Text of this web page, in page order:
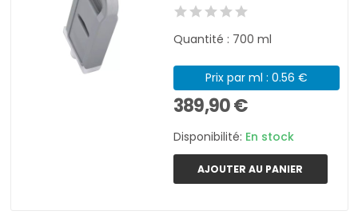
Quantité : 700 ml
Prix par ml : 0.56 €
389,90 €
Disponibilité: En stock
AJOUTER AU PANIER